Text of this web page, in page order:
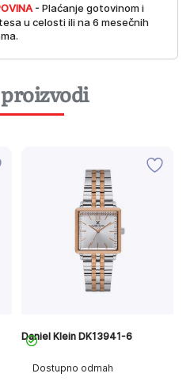
- Plaćanje gotovinom i
u celosti ili na 6 mesečnih
Dostupno odmah
Daniel Klein DK13941-6